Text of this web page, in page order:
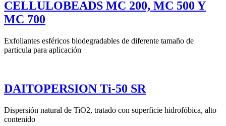
CELLULOBEADS MC 200, MC 500 Y
MC 700
Exfoliantes esféricos biodegradables de diferente tamaño de
particula para aplicación
DAITOPERSION Ti-50 SR
Dispersión natural de TiO2, tratado con superficie hidrofóbica, alto
contenido